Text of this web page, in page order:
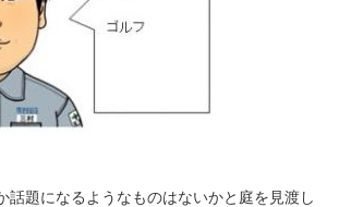
話題になるようなものはないかと庭を見渡し